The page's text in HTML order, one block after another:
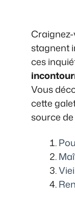
stagnent
ces
Vous
cette
source